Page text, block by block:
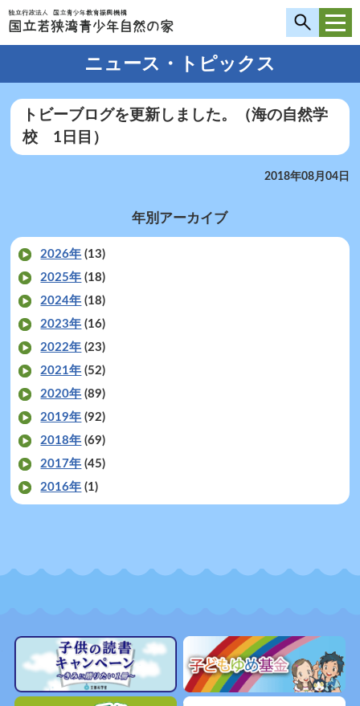
ニュース・トピックス
トビーブログを更新しました。（海の自然学
校 1日目）
2018年08月04日
年別アーカイブ
2026年 (13)
2025年 (18)
2024年 (18)
2023年 (16)
2022年 (23)
2021年 (52)
2020年 (89)
2019年 (92)
2018年 (69)
2017年 (45)
2016年 (1)